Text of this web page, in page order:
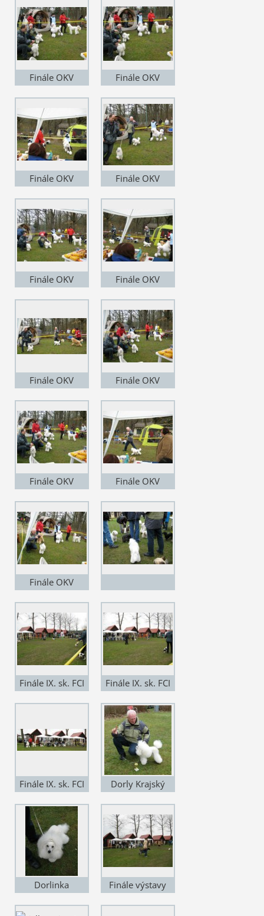
Finále OKV Finále OKV
Finále OKV Finále OKV
Finále OKV Finále OKV
Finále OKV Finále OKV
Finále OKV Finále OKV
Finále OKV
Finále IX. sk. FCI Finále IX. sk. FCI
Finále IX. sk. FCI
Dorly Krajský
Dorlinka Finále výstavy